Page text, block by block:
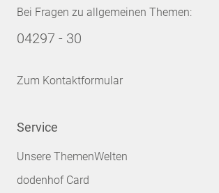
Bei Fragen zu allgemeinen Themen:
04297 - 30
Zum Kontaktformular
Service
Unsere ThemenWelten
dodenhof Card